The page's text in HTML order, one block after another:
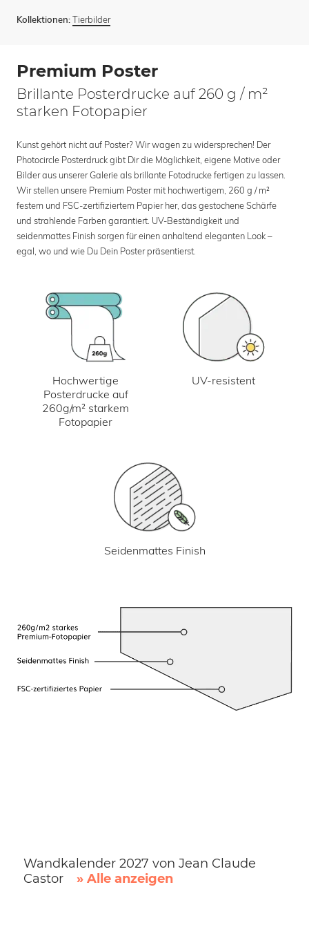
Kollektionen: Tierbilder
Premium Poster
Brillante Posterdrucke auf 260 g / m²
starken Fotopapier
Kunst gehört nicht auf Poster? Wir wagen zu widersprechen! Der
Photocircle Posterdruck gibt Dir die Möglichkeit, eigene Motive oder
Bilder aus unserer Galerie als brillante Fotodrucke fertigen zu lassen.
Wir stellen unsere Premium Poster mit hochwertigem, 260 g / m²
festem und FSC-zertifiziertem Papier her, das gestochene Schärfe
und strahlende Farben garantiert. UV-Beständigkeit und
seidenmattes Finish sorgen für einen anhaltend eleganten Look –
egal, wo und wie Du Dein Poster präsentierst.
Hochwertige
Posterdrucke auf
260g/m² starkem
Fotopapier
UV-resistent
Seidenmattes Finish
Wandkalender 2027 von Jean Claude
Castor
» Alle anzeigen